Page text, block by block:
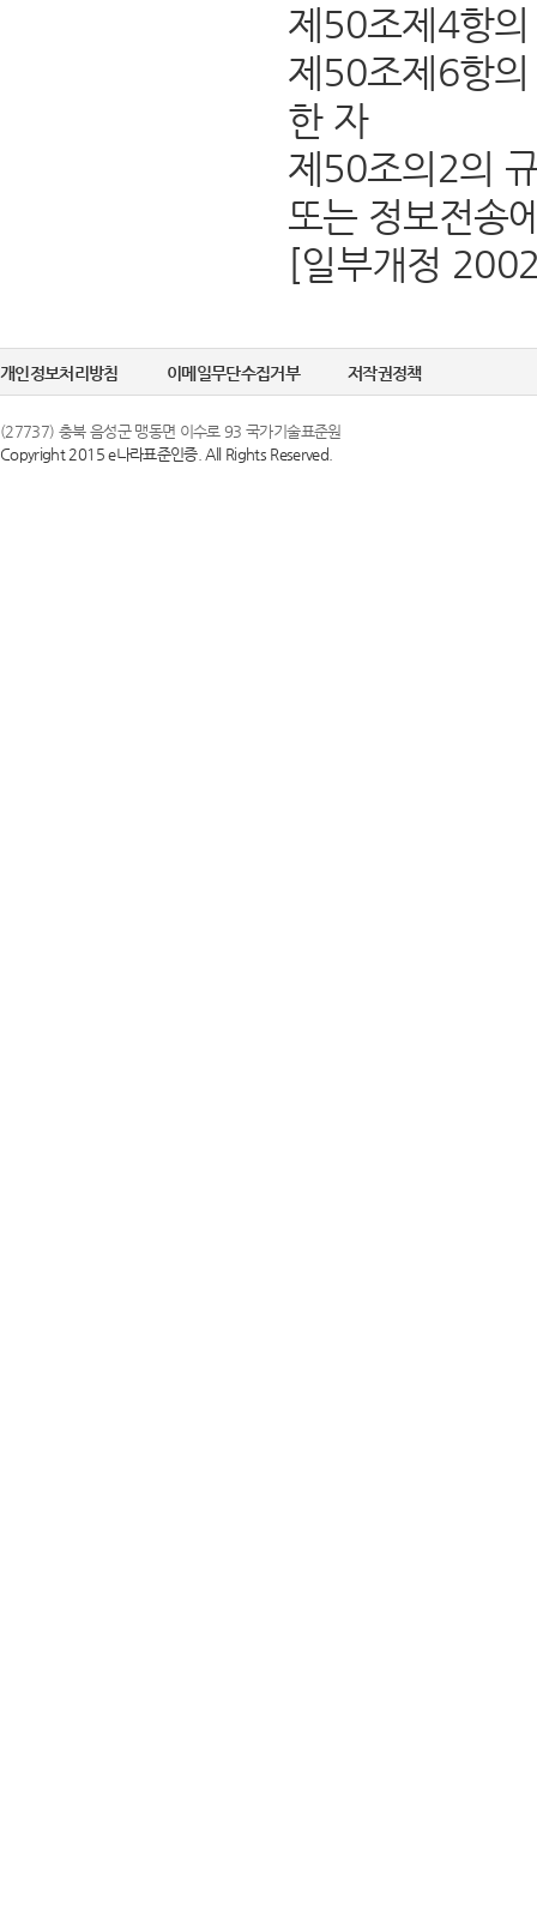
제50조제4항
제50조제6항
한 자
제50조의2의
또는 정보전송
[일부개정
개인정보처리방침 이메일무단수집거부 저작권정책
(27737) 충북 음성군 맹동면 이수로 93 국가기술표준원
Copyright 2015 e나라표준인증. All Rights Reserved.